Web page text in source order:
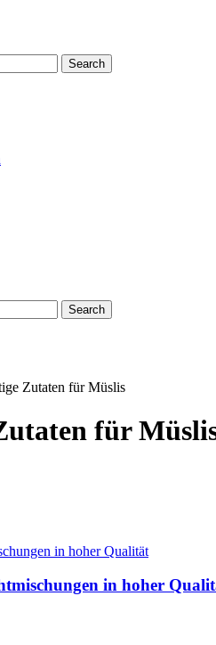
Search
Search
Zutaten für Müslis
für
in hoher